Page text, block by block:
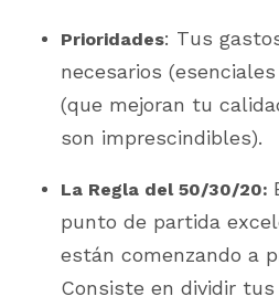
Prioridades: Tus
necesarios
(que mejoran tu
son imprescindibles).
La Regla del 50/30/20:
punto de partida
están comenzando a
Consiste en dividir